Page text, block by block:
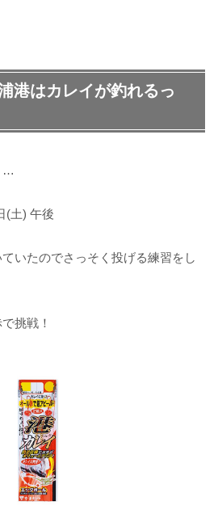
港はカレイが釣れるっ
…
(土) 午後
いたのでさっそく投げる練習をし
挑戦！